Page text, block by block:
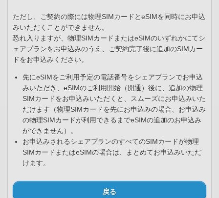
ただし、ご契約の際には物理SIMカードとeSIMを同時にお申込
みいただくことができません。
恐れ入りますが、物理SIMカードまたはeSIMのいずれかにてシ
ェアプランをお申込みのうえ、ご契約完了後に追加のSIMカー
ドをお申込みください。
先にeSIMをご利用予定の電話番号をシェアプランでお申込
みいただき、eSIMのご利用開始（開通）後に、追加の物理
SIMカードをお申込みいただくと、スムーズにお申込みいた
だけます（物理SIMカードを先にお申込みの場合、お申込み
の物理SIMカードが利用できるまでeSIMの追加のお申込み
ができません）。
お申込みされるシェアプランのすべてのSIMカードが物理
SIMカードまたはeSIMの場合は、まとめてお申込みいただ
けます。
戻る